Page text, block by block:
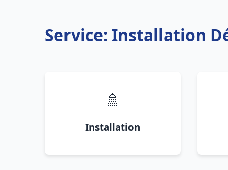
Service: Installation
🚿
Installation